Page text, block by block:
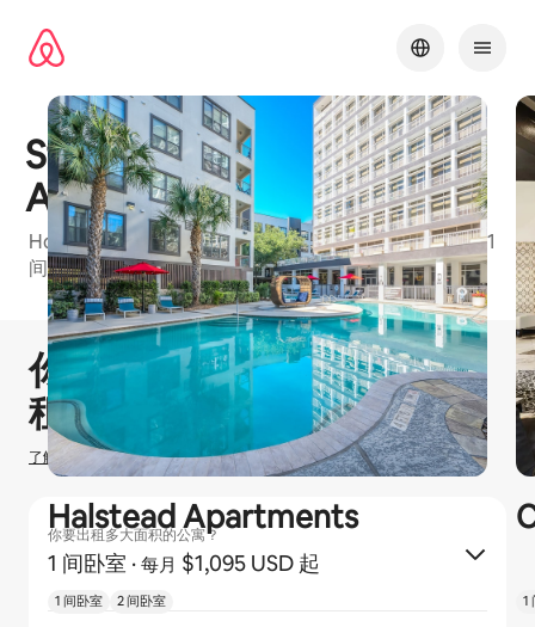
Star Braeswood
Apartments
Houston Metro的爱彼迎友好型公寓楼，有单间公寓、1
间卧室和2 间卧室等可订单元
显示 0 项中的 0 项
1 / 17
你可以赚取$0 在爱彼迎出
租房源
了解我们如何估算你的收入
你要出租多大面积的公寓？
1 间卧室 · 每月 $1,095 USD 起
Halstead Apartments
1 间卧室 2 间卧室 1